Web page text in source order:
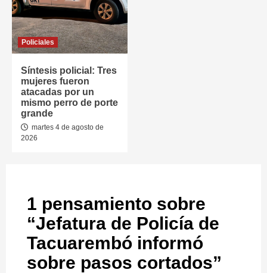
Policiales
Síntesis policial: Tres
mujeres fueron
atacadas por un
mismo perro de porte
grande
martes 4 de agosto de
2026
1 pensamiento sobre
“Jefatura de Policía de
Tacuarembó informó
sobre pasos cortados”